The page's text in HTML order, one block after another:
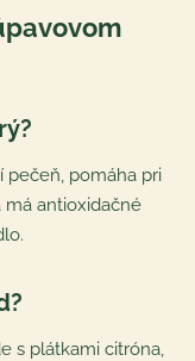
pečeň, pomáha pri
má antioxidačné
s plátkami citróna,